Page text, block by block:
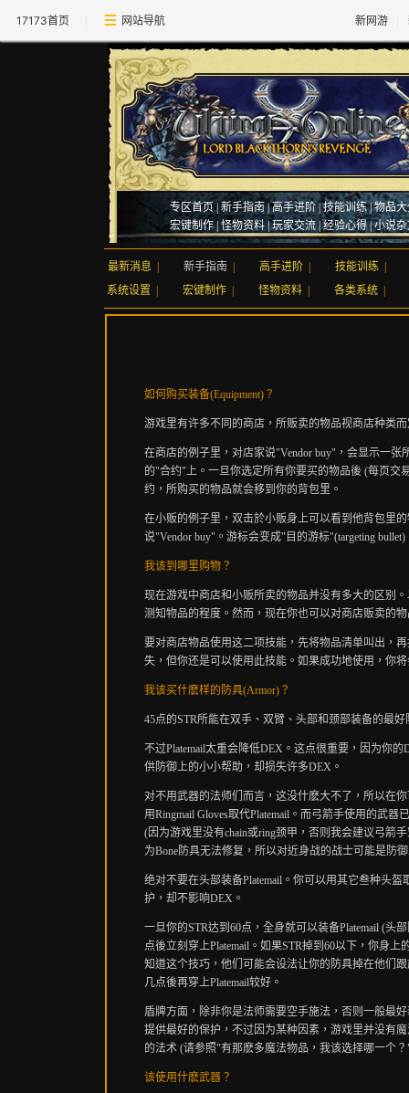
17173首页 网站导航 新网游
专区首页|新手指南 |高手进阶 |技能训练|物品
宏键制作| 怪物资料 |玩家交流 |经验心得|小说
最新消息 新手指南 高手进阶 技能训练
系统设置
宏键制作 怪物资料 各类系统
如何购买装备(Equipment) ？
游戏里有许多不同的商店，所贩卖的物品视商店种类
在商店的例子里，对店家说"Vendor buy" ，会显示一张
的"合约"上。一旦你选定所有你要买的物品後 (每页交
约，所购买的物品就会移到你的背包里。
在小贩的例子里，双击於小贩身上可以看到他背包里
说"Vendor buy" 。游标会变成" 目的游标"(targeting bullet)
我该到哪里购物？
现在游戏中商店和小贩所卖的物品并没有多大的区别
测知物品的程度。然而，现在你也可以对商店贩卖的
要对商店物品使用这二项技能，先将物品清单叫出，
失，但你还是可以使用此技能。如果成功地使用，你
我该买什麽样的防具(Armor) ？
45点的STR所能在双手、双臂、头部和颈部装备的最好
不过Platemail太重会降低DEX 。这点很重要，因为你的
供防御上的小小帮助，却损失许多DEX 。
对不用武器的法师们而言，这没什麽大不了，所以在
用Ringmail Gloves取代Platemail 。而弓箭手使用的武器
(因为游戏里没有chain或ring颈甲，否则我会建议弓箭
为Bone防具无法修复，所以对近身战的战士可能是防
绝对不要在头部装备Platemail 。你可以用其它叁种头盔
护，却不影响DEX 。
一旦你的STR达到60点，全身就可以装备Platemail (头
点後立刻穿上Platemail 。如果STR掉到60以下，你身上
知道这个技巧，他们可能会设法让你的防具掉在他们
几点後再穿上Platemail较好。
盾牌方面，除非你是法师需要空手施法，否则一般最
提供最好的保护，不过因为某种因素，游戏里并没有
的法术 (请参照"有那麽多魔法物品，我该选择哪一个？
该使用什麽武器 ？